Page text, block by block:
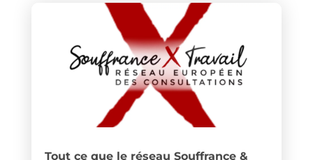
Tout ce que le réseau Souffrance &